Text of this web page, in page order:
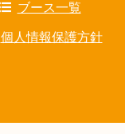
ブース一覧
個人情報保護方針